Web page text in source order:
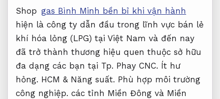
Shop gas Bình Minh bền bỉ khi vận hành
hiện là công ty dẫn đầu trong lĩnh vực bán lẻ
khí hóa lỏng (LPG) tại Việt Nam và đến nay
đã trở thành thương hiệu quen thuộc sở hữu
đa dạng các bạn tại Tp. Phay CNC. Ít hư
hỏng. HCM & Năng suất. Phù hợp môi trường
công nghiệp. các tỉnh Miền Đông và Miền